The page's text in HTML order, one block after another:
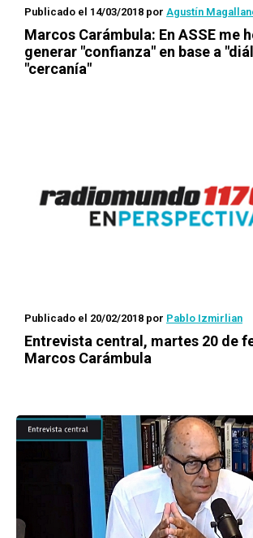
Publicado el 14/03/2018 por Agustín
Marcos Carámbula: En ASSE me
generar "confianza" en base a
"cercanía"
Publicado el 20/02/2018 por Pablo Izmirlian
Entrevista central, martes 20 de
Marcos Carámbula